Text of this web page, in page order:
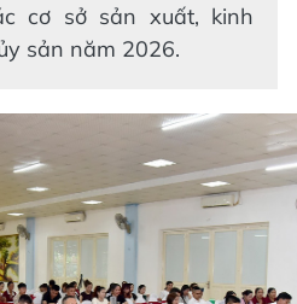
cơ sở sản xuất, kinh
sản năm 2026.